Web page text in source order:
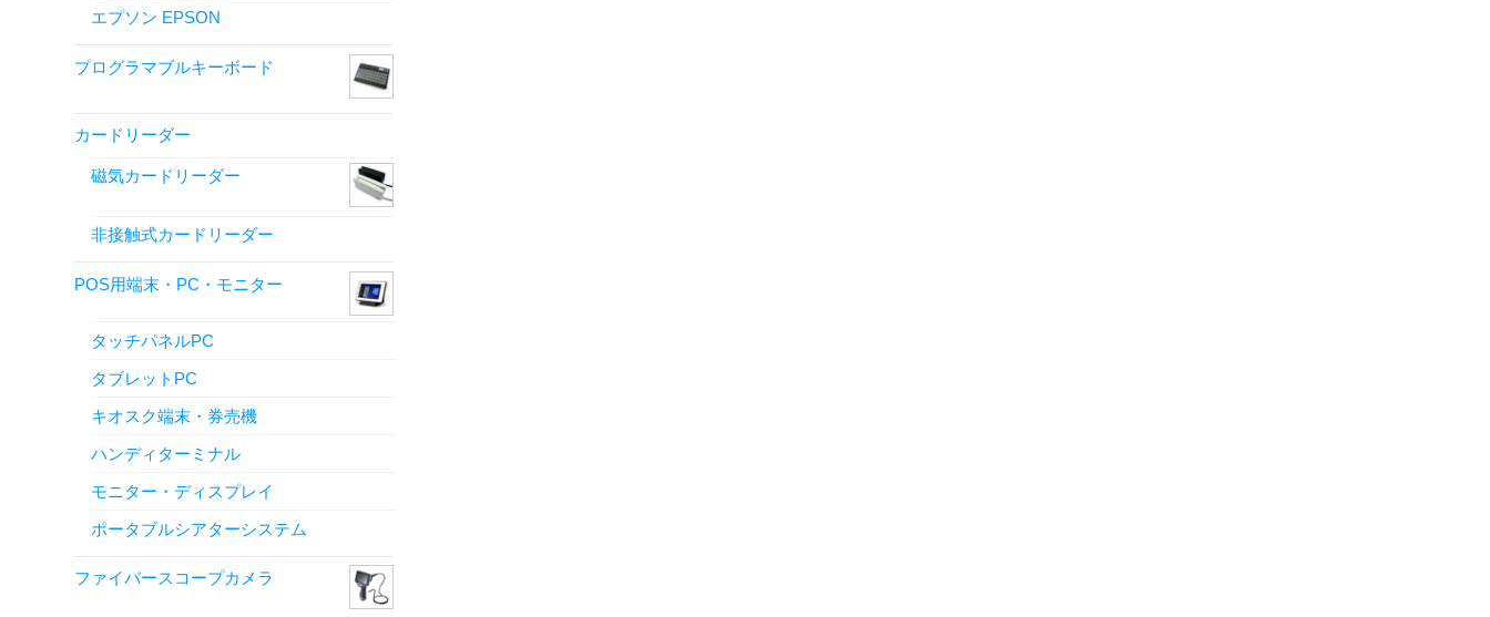
エプソン EPSON
プログラマブルキーボード
カードリーダー
磁気カードリーダー
非接触式カードリーダー
POS用端末・PC・モニター
タッチパネルPC
タブレットPC
キオスク端末・券売機
ハンディターミナル
モニター・ディスプレイ
ポータブルシアターシステム
ファイバースコープカメラ